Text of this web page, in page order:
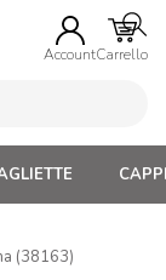
AccountCarrello
(38163)